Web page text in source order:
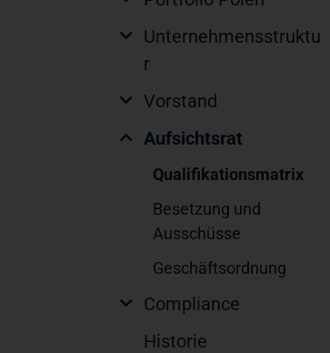
Unternehmensstruktu
r
Vorstand
Aufsichtsrat
Qualifikationsmatrix
Besetzung und
Ausschüsse
Geschäftsordnung
Compliance
Historie